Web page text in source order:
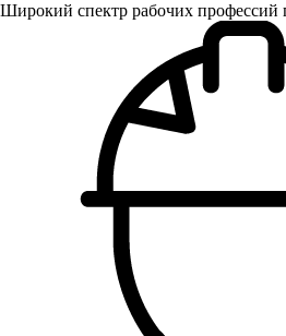
Широкий спектр рабочих профессий